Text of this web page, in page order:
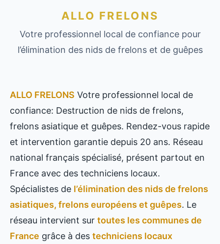
ALLO FRELONS
Votre professionnel local de confiance pour
l’élimination des nids de frelons et de guêpes
ALLO FRELONS Votre professionnel local de
confiance: Destruction de nids de frelons,
frelons asiatique et guêpes. Rendez-vous rapide
et intervention garantie depuis 20 ans. Réseau
national français spécialisé, présent partout en
France avec des techniciens locaux.
Spécialistes de l’élimination des nids de frelons
asiatiques, frelons européens et guêpes. Le
réseau intervient sur toutes les communes de
France grâce à des techniciens locaux